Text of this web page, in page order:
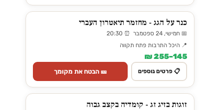
כנר על הגג - מחזמר תיאטרון העברי
📅 חמישי, 24 ספטמבר ⏰ 20:30
📍 היכל התרבות פתח תקווה
145–255 ₪
📋 פרטים נוספים 🎫 הבטח את מקומך
זוגות בזיג זג - קומדיה בקצב גבוה